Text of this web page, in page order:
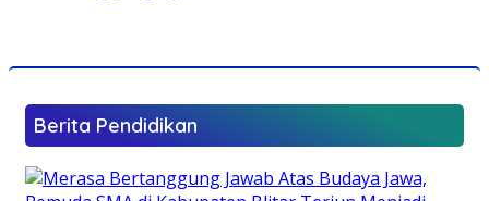
Berita Pendidikan